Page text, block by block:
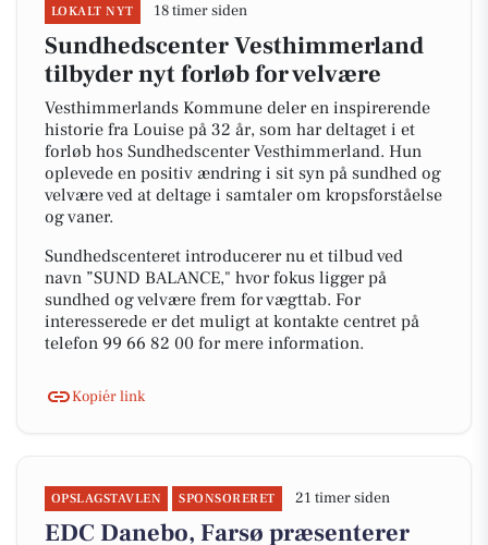
LOKALT NYT 18 timer siden
Sundhedscenter Vesthimmerland
tilbyder nyt forløb for velvære
Vesthimmerlands Kommune deler en inspirerende
historie fra Louise på 32 år, som har deltaget i et
forløb hos Sundhedscenter Vesthimmerland. Hun
oplevede en positiv ændring i sit syn på sundhed og
velvære ved at deltage i samtaler om kropsforståelse
og vaner.
Sundhedscenteret introducerer nu et tilbud ved
navn ”SUND BALANCE," hvor fokus ligger på
sundhed og velvære frem for vægttab. For
interesserede er det muligt at kontakte centret på
telefon 99 66 82 00 for mere information.
Kopiér link
OPSLAGSTAVLEN SPONSORERET 21 timer siden
EDC Danebo, Farsø præsenterer